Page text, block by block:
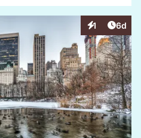
1
Interaktionen
6d